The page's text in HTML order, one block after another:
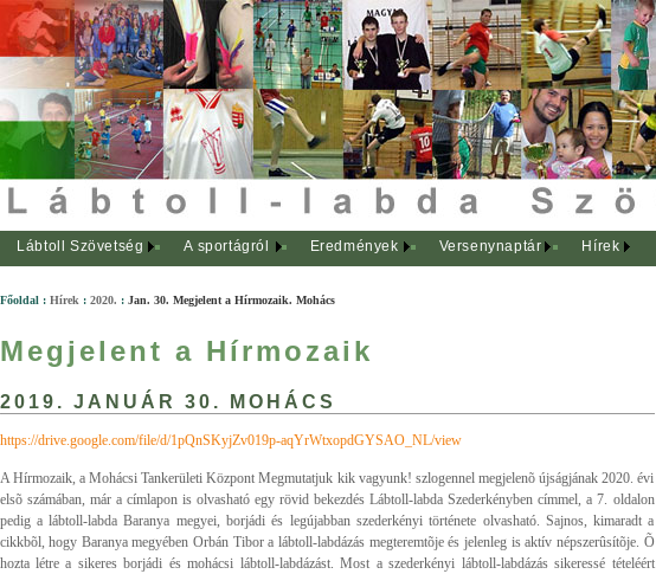
Lábtoll Szövetség A sportágról Eredmények Versenynaptár
Hírek
Főoldal: Hírek : 2020. : Jan. 30. Megjelent a Hírmozaik. Mohács
Megjelent a Hírmozaik
2019. JANUÁR 30. MOHÁCS
https://drive.google.com/file/d/1pQnSKyjZv019p-aqYrWtxopdGYSAO_NL/view
A Hírmozaik, a Mohácsi Tankerületi Központ Megmutatjuk kik vagyunk! szlogennel megjelenõ újságjának 2020. évi
elsõ számában, már a címlapon is olvasható egy rövid bekezdés Lábtoll-labda Szederkényben címmel, a 7. oldalon
pedig a lábtoll-labda Baranya megyei, borjádi és legújabban szederkényi története olvasható. Sajnos, kimaradt a
cikkbõl, hogy Baranya megyében Orbán Tibor a lábtoll-labdázás megteremtõje és jelenleg is aktív népszerûsítõje. Õ
hozta létre a sikeres borjádi és mohácsi lábtoll-labdázást. Most a szederkényi lábtoll-labdázás sikeressé tételéért